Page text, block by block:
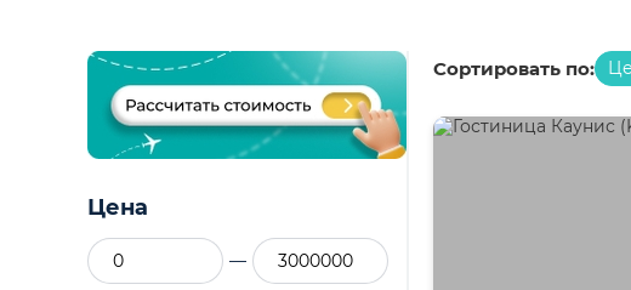
Цена
—
Сортировать по: